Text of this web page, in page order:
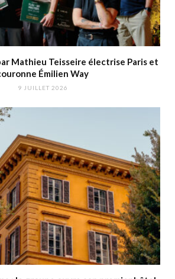
Mathieu Teisseire électrise Paris et
Émilien Way
9 JUILLET 2026